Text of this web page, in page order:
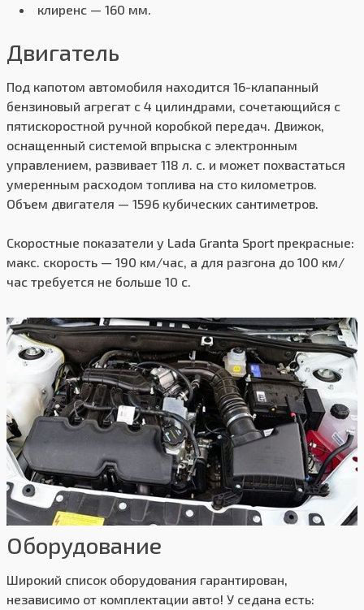
клиренс — 160 мм.
Двигатель
Под капотом автомобиля находится 16-клапанный
бензиновый агрегат с 4 цилиндрами, сочетающийся с
пятискоростной ручной коробкой передач. Движок,
оснащенный системой впрыска с электронным
управлением, развивает 118 л. с. и может похвастаться
умеренным расходом топлива на сто километров.
Объем двигателя — 1596 кубических сантиметров.
Скоростные показатели у Lada Granta Sport прекрасные:
макс. скорость — 190 км/час, а для разгона до 100 км/
час требуется не больше 10 с.
Оборудование
Широкий список оборудования гарантирован,
независимо от комплектации авто! У седана есть: